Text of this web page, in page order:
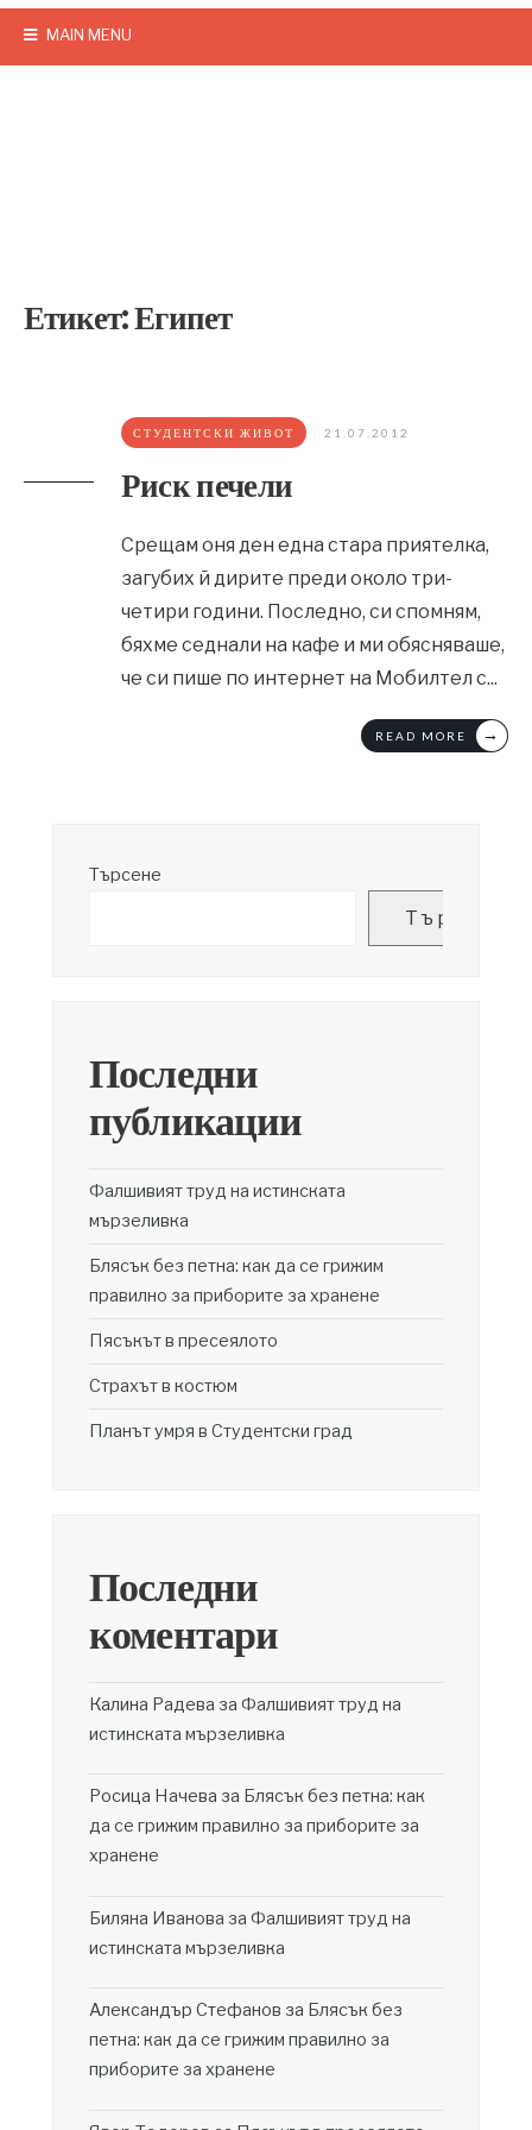
MAIN MENU
Етикет:Египет
СТУДЕНТСКИ ЖИВОТ 21.07.2012
Риск печели
Срещам оня ден една стара приятелка,
загубих й дирите преди около три-
четири години. Последно, си спомням,
бяхме седнали на кафе и ми обясняваше,
че си пише по интернет на Мобилтел с...
READ MORE →
Търсене
Търсене
Последни
публикации
Фалшивият труд на истинската
мързеливка
Блясък без петна: как да се грижим
правилно за приборите за хранене
Пясъкът в пресеялото
Страхът в костюм
Планът умря в Студентски град
Последни
коментари
Калина Радева за Фалшивият труд на
истинската мързеливка
Росица Начева за Блясък без петна: как
да се грижим правилно за приборите за
хранене
Биляна Иванова за Фалшивият труд на
истинската мързеливка
Александър Стефанов за Блясък без
петна: как да се грижим правилно за
приборите за хранене